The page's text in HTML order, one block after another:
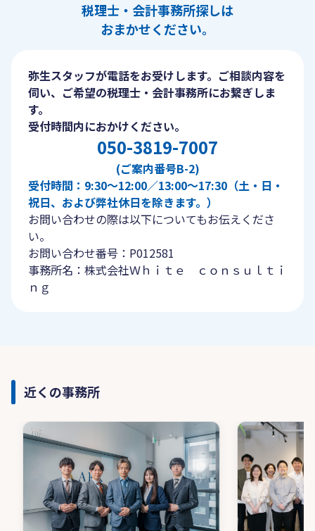
税理士・会計事務所探しは
おまかせください。
弥生スタッフが電話をお受けします。ご相談内容を
伺い、ご希望の税理士・会計事務所にお繋ぎしま
す。
受付時間内におかけください。
050-3819-7007
(ご案内番号B-2)
受付時間：9:30〜12:00／13:00〜17:30（土・日・
祝日、および弊社休日を除きます。）
お問い合わせの際は以下についてもお伝えくださ
い。
お問い合わせ番号：P012581
事務所名：株式会社Ｗｈｉｔｅ ｃｏｎｓｕｌｔｉ
ｎｇ
近くの事務所